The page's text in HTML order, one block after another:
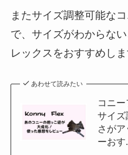
またサイズ調整可能な
で、サイズがわからな
レックスをおすすめしま
あわせて読みたい
コニ
サイズ
さが
ーおす